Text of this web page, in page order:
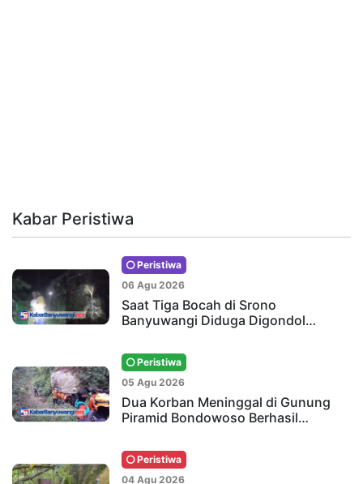
Kabar Peristiwa
Peristiwa
06 Agu 2026
Saat Tiga Bocah di Srono
Banyuwangi Diduga Digondol…
Peristiwa
05 Agu 2026
Dua Korban Meninggal di Gunung
Piramid Bondowoso Berhasil…
Peristiwa
04 Agu 2026